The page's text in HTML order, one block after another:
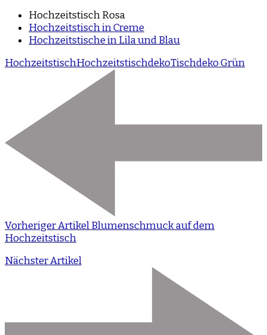
Hochzeitstisch Rosa
Hochzeitstisch in Creme
Hochzeitstische in Lila und Blau
HochzeitstischHochzeitstischdekoTischdeko Grün
Vorheriger ArtikelBlumenschmuck auf dem
Hochzeitstisch
Nächster Artikel